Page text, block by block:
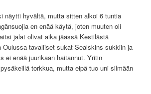
näytti hyvältä, mutta sitten alkoi 6 tuntia
en enää käytä, joten muuten oli
jalat olivat aika jäässä Kestilästä
Oulussa tavalliset sukat Sealskins-sukkiin ja
ei enää juurikaan haitannut. Yritin
torkkua, mutta eipä tuo uni silmään